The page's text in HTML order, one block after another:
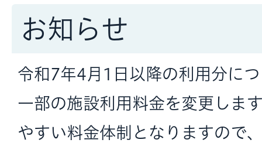
お知らせ
令和7年4月1日以降の利用分に
一部の施設利用料金を変更しま
やすい料金体制となりますので